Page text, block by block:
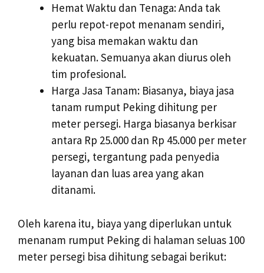
Hemat Waktu dan Tenaga: Anda tak
perlu repot-repot menanam sendiri,
yang bisa memakan waktu dan
kekuatan. Semuanya akan diurus oleh
tim profesional.
Harga Jasa Tanam: Biasanya, biaya jasa
tanam rumput Peking dihitung per
meter persegi. Harga biasanya berkisar
antara Rp 25.000 dan Rp 45.000 per meter
persegi, tergantung pada penyedia
layanan dan luas area yang akan
ditanami.
Oleh karena itu, biaya yang diperlukan untuk
menanam rumput Peking di halaman seluas 100
meter persegi bisa dihitung sebagai berikut: